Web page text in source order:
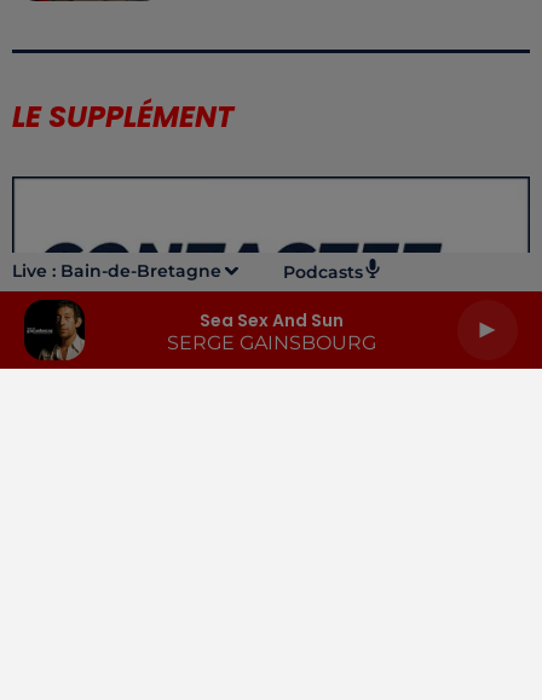
Live : Bain-de-Bretagne Podcasts
Sea Sex And Sun
SERGE GAINSBOURG
LE SUPPLÉMENT